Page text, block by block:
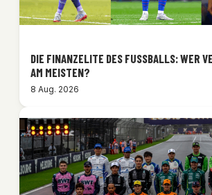
DIE FINANZELITE DES FUSSBALLS: WER
M MEISTEN?
8 Aug. 2026